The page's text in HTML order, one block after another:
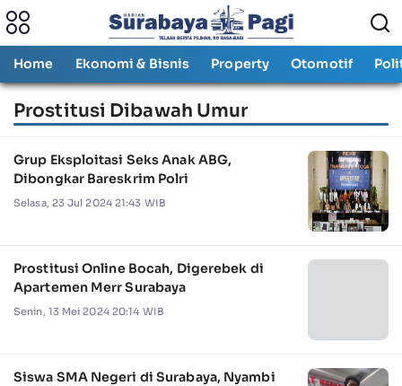
Home Ekonomi & Bisnis Property Otomotif
Prostitusi Dibawah Umur
Grup Eksploitasi Seks Anak ABG,
Dibongkar Bareskrim Polri
Selasa, 23 Jul 2024 21:43 WIB
Prostitusi Online Bocah, Digerebek di
Apartemen Merr Surabaya
Senin, 13 Mei 2024 20:14 WIB
Siswa SMA Negeri di Surabaya, Nyambi